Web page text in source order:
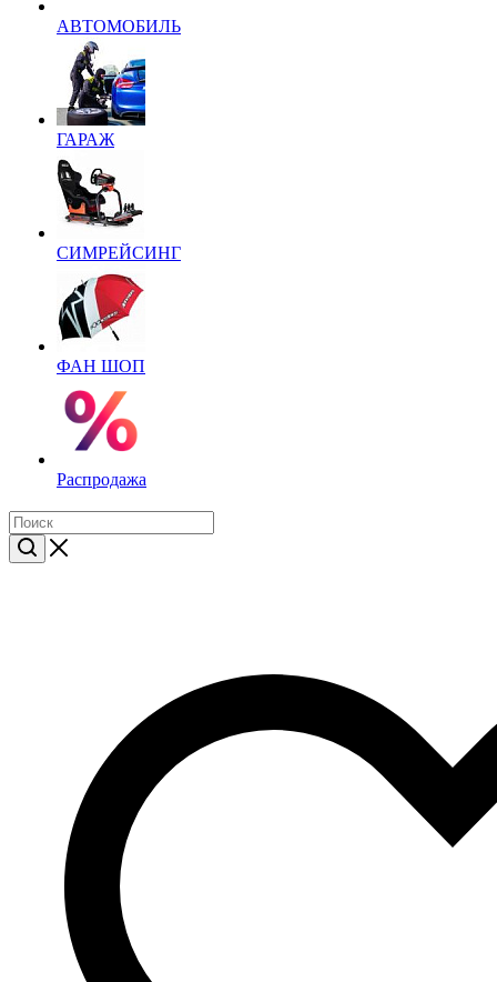
АВТОМОБИЛЬ
ГАРАЖ
СИМРЕЙСИНГ
ФАН ШОП
Распродажа